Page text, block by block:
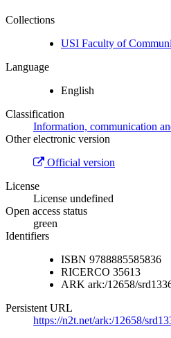
Collections
USI Faculty of
Language
English
Classification
Information, communication
Other electronic version
Official version
License
License undefined
Open access status
green
Identifiers
ISBN 9788885585836
RICERCO 35613
ARK ark:/12658/
Persistent URL
https://n2t.net/ark:/12658/